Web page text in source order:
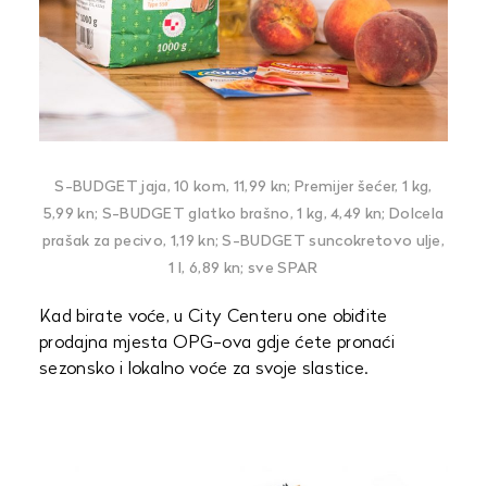
S-BUDGET jaja, 10 kom, 11,99 kn; Premijer šećer, 1 kg,
5,99 kn; S-BUDGET glatko brašno, 1 kg, 4,49 kn; Dolcela
prašak za pecivo, 1,19 kn; S-BUDGET suncokretovo ulje,
1 l, 6,89 kn; sve SPAR
Kad birate voće, u City Centeru one obiđite
prodajna mjesta OPG-ova gdje ćete pronaći
sezonsko i lokalno voće za svoje slastice.